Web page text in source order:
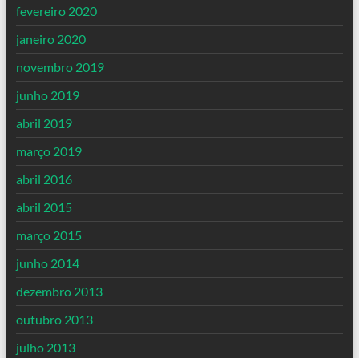
fevereiro 2020
janeiro 2020
novembro 2019
junho 2019
abril 2019
março 2019
abril 2016
abril 2015
março 2015
junho 2014
dezembro 2013
outubro 2013
julho 2013